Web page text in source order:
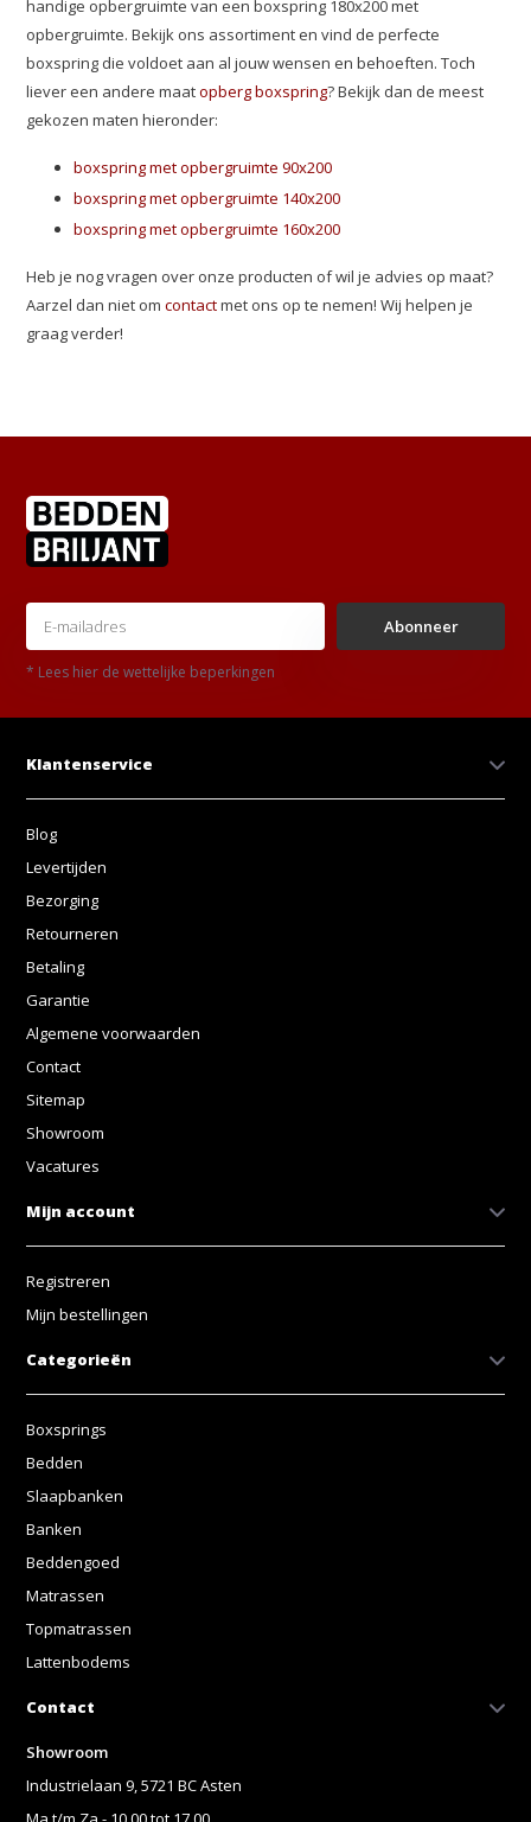
handige opbergruimte van een boxspring 180x200 met
opbergruimte. Bekijk ons assortiment en vind de perfecte
boxspring die voldoet aan al jouw wensen en behoeften. Toch
liever een andere maatopberg boxspring? Bekijk dan de meest
gekozen maten hieronder:
boxspring met opbergruimte 90x200
boxspring met opbergruimte 140x200
boxspring met opbergruimte 160x200
Heb je nog vragen over onze producten of wil je advies op maat?
Aarzel dan niet omcontactmet ons op te nemen! Wij helpen je
graag verder!
Abonneer
* Lees hier de wettelijke beperkingen
Klantenservice
Blog
Levertijden
Bezorging
Retourneren
Betaling
Garantie
Algemene voorwaarden
Contact
Sitemap
Showroom
Vacatures
Mijn account
Registreren
Mijn bestellingen
Categorieën
Boxsprings
Bedden
Slaapbanken
Banken
Beddengoed
Matrassen
Topmatrassen
Lattenbodems
Contact
Showroom
Industrielaan 9, 5721 BC Asten